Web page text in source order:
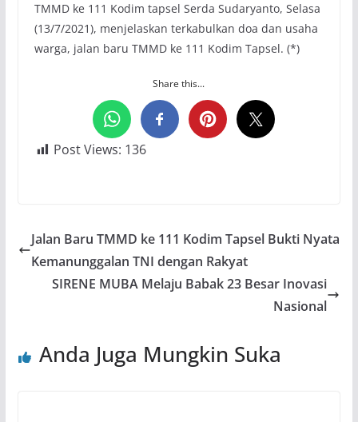
TMMD ke 111 Kodim tapsel Serda Sudaryanto, Selasa
(13/7/2021), menjelaskan terkabulkan doa dan usaha
warga, jalan baru TMMD ke 111 Kodim Tapsel. (*)
Share this...
Post Views: 136
Jalan Baru TMMD ke 111 Kodim Tapsel Bukti Nyata
Kemanunggalan TNI dengan Rakyat
SIRENE MUBA Melaju Babak 23 Besar Inovasi
Nasional
Anda Juga Mungkin Suka